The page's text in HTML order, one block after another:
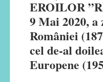
EROILOR
9 Mai 2020,
României
cel de-al
Europene